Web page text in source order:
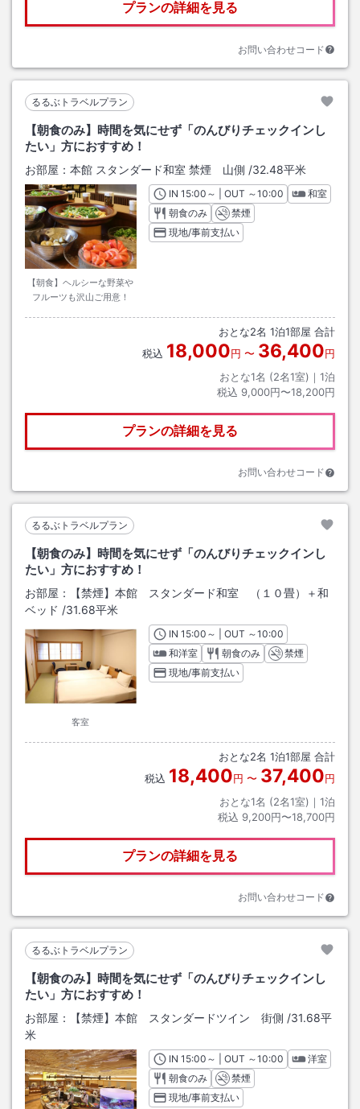
プランの詳細を見る
お問い合わせコード
るるぶトラベルプラン
【朝食のみ】時間を気にせず「のんびりチェックインし
たい」方におすすめ！
お部屋： 本館 スタンダード和室 禁煙 山側 /32.48平米
【朝食】ヘルシーな野菜や
フルーツも沢山ご用意！
INチェックイン
15:00 ～ | OUT チェックアウト
～10:00
和室
朝食のみ
禁煙
現地/事前支払い
おとな2名 1泊1部屋 合計
税込 18,000円 〜 36,400円
おとな1名 (2名1室)｜ 1泊
税込 9,000円〜18,200円
プランの詳細を見る
お問い合わせコード
るるぶトラベルプラン
【朝食のみ】時間を気にせず「のんびりチェックインし
たい」方におすすめ！
お部屋：
【禁煙】本館 スタンダード和室 （１０畳）＋和
ベッド /31.68平米
客室
INチェックイン
15:00 ～ | OUT チェックアウト
～10:00
和洋室
朝食のみ
禁煙
現地/事前支払い
おとな2名 1泊1部屋 合計
税込 18,400円 〜 37,400円
おとな1名 (2名1室)｜ 1泊
税込 9,200円〜18,700円
プランの詳細を見る
お問い合わせコード
るるぶトラベルプラン
【朝食のみ】時間を気にせず「のんびりチェックインし
たい」方におすすめ！
お部屋： 【禁煙】本館 スタンダードツイン 街側 /31.68平
米
INチェックイン
15:00 ～ | OUT チェックアウト
～10:00
洋室
朝食のみ
禁煙
現地/事前支払い